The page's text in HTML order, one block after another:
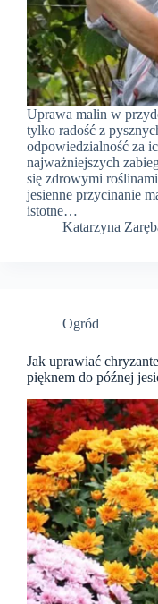
Uprawa malin w
tylko radość z
odpowiedzialność za
najważniejszych
się zdrowymi
jesienne przycinanie
istotne…
Katarzyna
Ogród
Jak uprawiać
pięknem do późnej